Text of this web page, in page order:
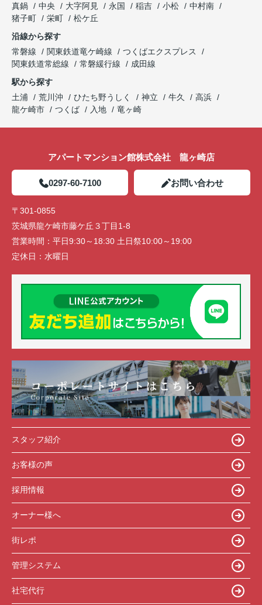
真鍋
中央 大字阿見 永国 稲吉 小松
中村南
猪子町
栄町
松ケ丘
沿線から探す
常磐線
関東鉄道竜ケ崎線
つくばエクスプレス
関東鉄道常総線
常磐緩行線
成田線
駅から探す
土浦
荒川沖 ひたち野うしく 神立 牛久
高浜
龍ケ崎市
つくば 入地 竜ヶ崎
アパートマンション館株式会社 龍ヶ崎店
0297-60-7100 お問い合わせ
〒301-0855
茨城県龍ケ崎市藤ケ丘３丁目1-8
営業時間： 平日9:30～18:30 土日祭10:00～19:00
定休日： 水曜日
スタッフ紹介
お客様の声
採用情報
オーナー様へ
街レポ
管理システム
社宅代行